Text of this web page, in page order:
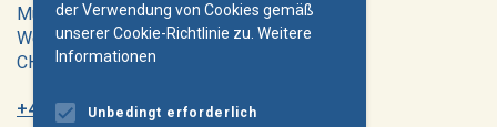
Müller-Möhl Foundation
Weinplatz 10
CH-8001 Zürich
+41 43 344 66 75
der Verwendung von Cookies gemäß
unserer Cookie-Richtlinie zu. Weitere
Informationen
Unbedingt erforderlich